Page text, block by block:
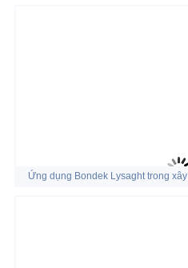
Ứng dụng Bondek Lysaght trong